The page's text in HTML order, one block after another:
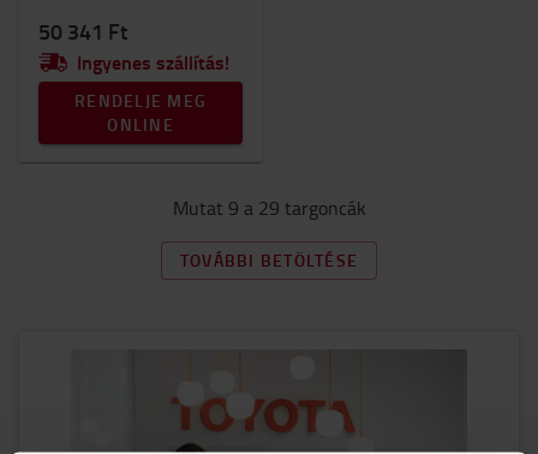
50 341 Ft
Ingyenes szállítás!
RENDELJE MEG
ONLINE
Mutat 9 a 29 targoncák
TOVÁBBI BETÖLTÉSE